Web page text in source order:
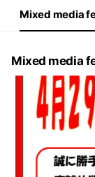
09:00 - 18:00
水曜定休日,第二火
Mixed media
Mixed media